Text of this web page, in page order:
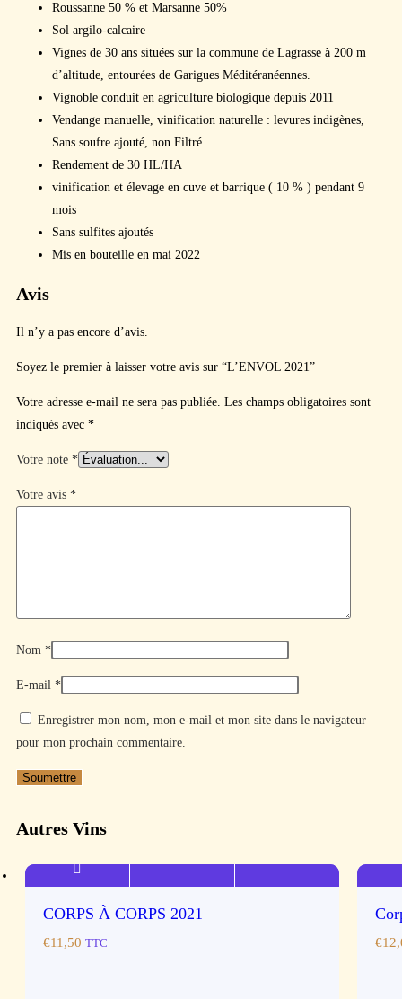
Roussanne 50 % et Marsanne 50%
Sol argilo-calcaire
Vignes de 30 ans situées sur la commune de Lagrasse à 200 m
d’altitude, entourées de Garigues Méditéranéennes.
Vignoble conduit en agriculture biologique depuis 2011
Vendange manuelle, vinification naturelle : levures indigènes,
Sans soufre ajouté, non Filtré
Rendement de 30 HL/HA
vinification et élevage en cuve et barrique ( 10 % ) pendant 9
mois
Sans sulfites ajoutés
Mis en bouteille en mai 2022
Avis
Il n’y a pas encore d’avis.
Soyez le premier à laisser votre avis sur “L’ENVOL 2021”
Votre adresse e-mail ne sera pas publiée. Les champs obligatoires sont
indiqués avec *
Votre note *
Votre avis *
Nom *
E-mail *
Enregistrer mon nom, mon e-mail et mon site dans le navigateur
pour mon prochain commentaire.
Autres Vins
CORPS À CORPS 2021
€11,50 TTC €